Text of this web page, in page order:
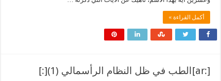
أكمل القراءة »
[:ar]الطب في ظل النظام الرأسمالي (1)[:]